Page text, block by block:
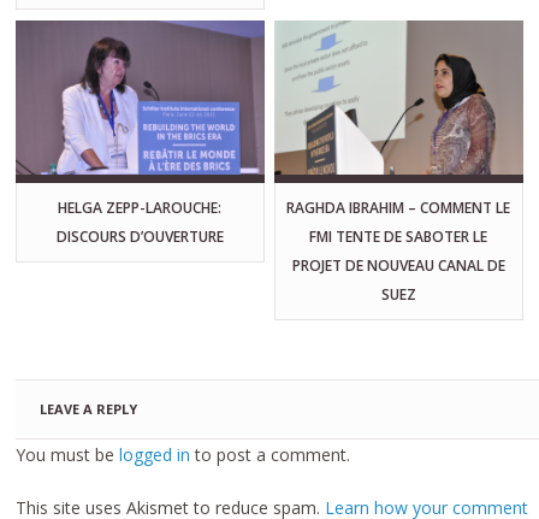
HELGA ZEPP-LAROUCHE:
DISCOURS D’OUVERTURE
RAGHDA IBRAHIM – COMMENT LE
FMI TENTE DE SABOTER LE
PROJET DE NOUVEAU CANAL DE
SUEZ
LEAVE A REPLY
You must belogged in to post a comment.
This site uses Akismet to reduce spam. Learn how your comment